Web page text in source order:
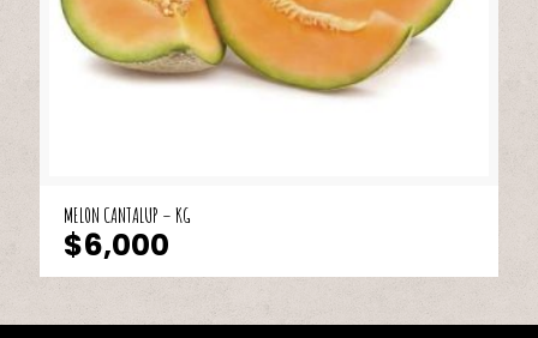
MELON CANTALUP – KG
$6,000